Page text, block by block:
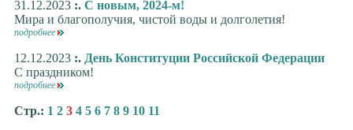
31.12.2023:. С новым, 2024-м!
Мира и благополучия, чистой воды и долголетия!
подробнее
12.12.2023:. День Конституции Российской Федерации
С праздником!
подробнее
Стр.: 1 2 3 4 5 6 7 8 9 10 11